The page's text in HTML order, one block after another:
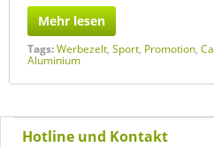
Mehr lesen
Tags:Werbezelt, Sport, Promotion,
Aluminium
Hotline und Kontakt